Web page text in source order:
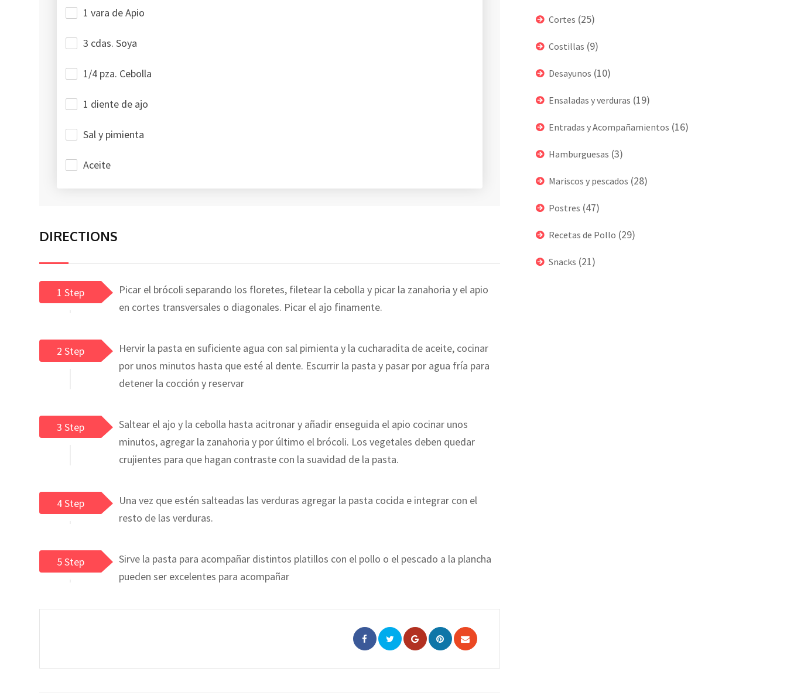
1 vara de Apio
3 cdas. Soya
1/4 pza. Cebolla
1 diente de ajo
Sal y pimienta
Aceite
DIRECTIONS
1 Step
Picar el brócoli separando los floretes, filetear la cebolla y picar la zanahoria y el apio
en cortes transversales o diagonales. Picar el ajo finamente.
2 Step
Hervir la pasta en suficiente agua con sal pimienta y la cucharadita de aceite, cocinar
por unos minutos hasta que esté al dente. Escurrir la pasta y pasar por agua fría para
detener la cocción y reservar
3 Step
Saltear el ajo y la cebolla hasta acitronar y añadir enseguida el apio cocinar unos
minutos, agregar la zanahoria y por último el brócoli. Los vegetales deben quedar
crujientes para que hagan contraste con la suavidad de la pasta.
4 Step
Una vez que estén salteadas las verduras agregar la pasta cocida e integrar con el
resto de las verduras.
5 Step
Sirve la pasta para acompañar distintos platillos con el pollo o el pescado a la plancha
pueden ser excelentes para acompañar
Google+PinterestShare
Cortes (25)
Costillas (9)
Desayunos (10)
Ensaladas y verduras (19)
Entradas y Acompañamientos (16)
Hamburguesas (3)
Mariscos y pescados (28)
Postres (47)
Recetas de Pollo (29)
Snacks (21)